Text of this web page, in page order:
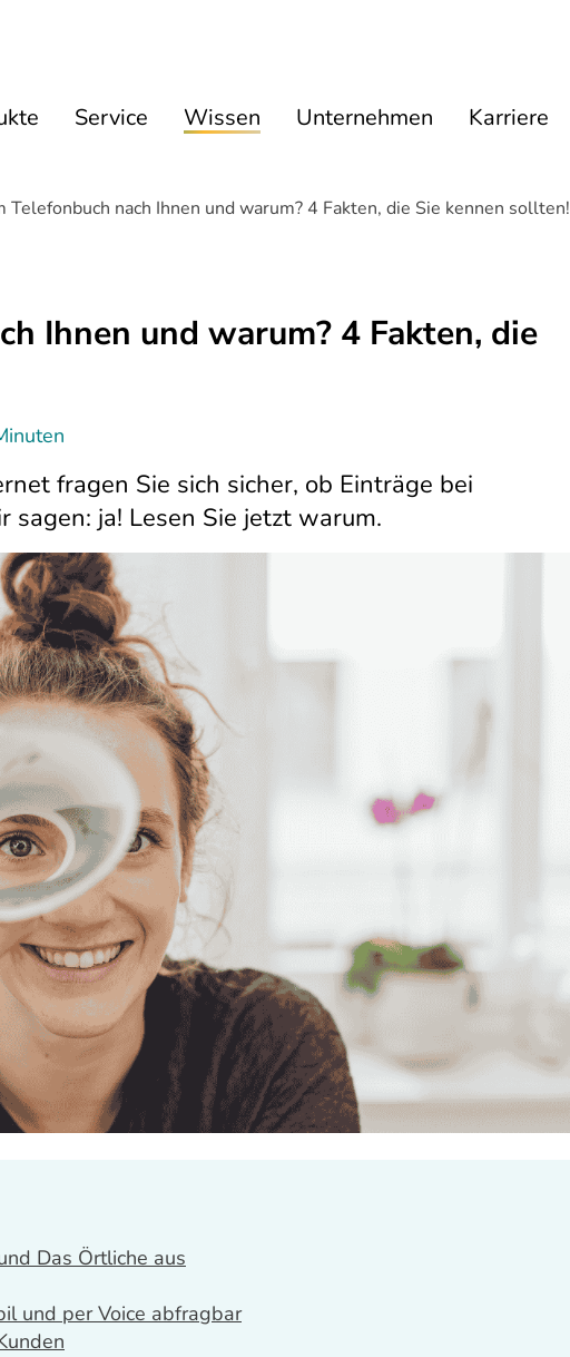
Service Wissen Unternehmen Karriere
Telefonbuch nach Ihnen und warum? 4 Fakten, die Sie kennen sollten!
Ihnen und warum? 4 Fakten, die
fragen Sie sich sicher, ob Einträge bei
ja! Lesen Sie jetzt warum.
Das Örtliche aus
und per Voice abfragbar